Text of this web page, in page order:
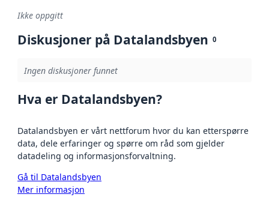
Ikke oppgitt
Diskusjoner på Datalandsbyen 0
Ingen diskusjoner funnet
Hva er Datalandsbyen?
Datalandsbyen er vårt nettforum hvor du kan etterspørre
data, dele erfaringer og spørre om råd som gjelder
datadeling og informasjonsforvaltning.
Gå til Datalandsbyen
Mer informasjon